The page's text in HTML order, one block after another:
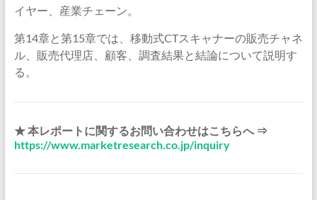
イヤー、産業チェーン。
第14章と第15章では、移動式CTスキャナーの販売チャネ
ル、販売代理店、顧客、調査結果と結論について説明す
る。
★ 本レポートに関するお問い合わせはこちらへ ⇒
https://www.marketresearch.co.jp/inquiry